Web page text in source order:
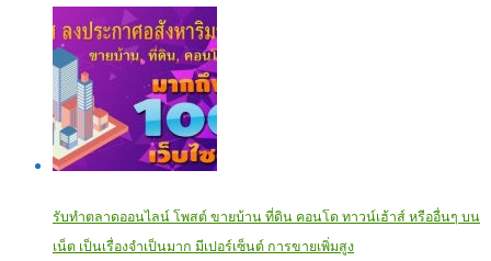
รับทำตลาดออนไลน์ โพสต์ ขายบ้าน ที่ดิน คอนโด ทาวน์เฮ้าส์ หรืออื่นๆ บน
เน็ต เป็นเรื่องจำเป็นมาก มีเปอร์เซ็นต์ การขายเพิ่มสูง